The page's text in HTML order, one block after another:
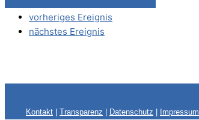
vorheriges Ereignis
nächstes Ereignis
Kontakt | Transparenz | Datenschutz | Impressum